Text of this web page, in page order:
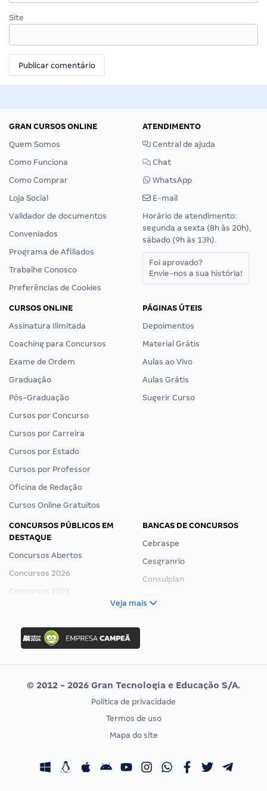
Site
GRAN CURSOS ONLINE
Quem Somos
Como Funciona
Como Comprar
Loja Social
Validador de documentos
Conveniados
Programa de Afiliados
Trabalhe Conosco
Preferências de Cookies
ATENDIMENTO
Central de ajuda
Chat
WhatsApp
E-mail
Horário de atendimento:
segunda a sexta (8h às 20h),
sábado (9h às 13h).
Foi aprovado?
Envie-nos a sua história!
CURSOS ONLINE
Assinatura Ilimitada
Coaching para Concursos
Exame de Ordem
Graduação
Pós-Graduação
Cursos por Concurso
Cursos por Carreira
Cursos por Estado
Cursos por Professor
Oficina de Redação
Cursos Online Gratuitos
PÁGINAS ÚTEIS
Depoimentos
Material Grátis
Aulas ao Vivo
Aulas Grátis
Sugerir Curso
CONCURSOS PÚBLICOS EM
DESTAQUE
Concursos Abertos
Concursos 2026
Concursos 2025
Concurso Ibama
Concurso MPU
Editais publicados
BANCAS DE CONCURSOS
Cebraspe
Cesgranrio
Consulplan
Vunesp
CONCURSOS POR PROFISSÃO
Concursos Fiscais
EXAME DE ORDEM
Calendário OAB
Veja mais
© 2012 - 2026 Gran Tecnologia e Educação S/A.
Política de privacidade
Termos de uso
Mapa do site